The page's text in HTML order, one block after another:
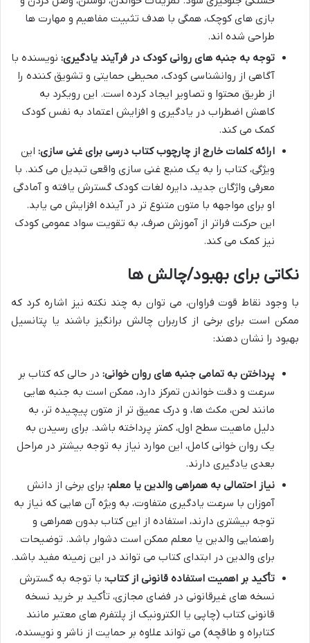
بازی های کوچک، همگی با هدف تثبیت مفاهیم و مهارت ها
طراحی شده اند.
توجه به جنبه های روانی کودک در فرآیند یادگیری: نویسنده با
آگاهی از روانشناسی کودک، محیطی حمایتی و تشویق کننده را
از طریق محتوا و تصاویر ایجاد کرده است. این رویکرد به
کاهش اضطراب در یادگیری و افزایش اعتماد به نفس کودک
کمک می کند.
ارائه کلمات خارج از چارچوب کتاب درسی برای غنی سازی: این
ویژگی، کتاب را به یک منبع غنی سازی واقعی تبدیل می کند. با
معرفی واژگان جدید، دایره لغات کودک گسترش یافته و آمادگی
او برای مواجهه با متون متنوع تر در آینده افزایش می یابد.
این حرکت فراتر از آموزش صرف، به تقویت سواد عمومی کودک
نیز کمک می کند.
نکاتی برای بهبود/چالش ها
با وجود نقاط قوت فراوان، می توان به چند نکته نیز اشاره کرد که
ممکن است برای برخی از کاربران چالش برانگیز باشند یا پتانسیل
بهبود را نشان دهند:
پرداختن به تمامی جنبه های روان خوانی: در حالی که کتاب بر
سرعت و دقت خواندن تمرکز دارد، ممکن است به جنبه هایی
مانند لحن، مکث ها، و درک عمیق تر از متون پیچیده تر، به
دلیل ماهیت سطح اول، کمتر پرداخته باشد. برای رسیدن به
یک روان خوانی کامل، این موارد نیاز به توجه بیشتر در مراحل
بعدی یادگیری دارند.
نیاز احتمالی به همراهی والدین یا معلم: برای برخی از دانش
آموزان با سرعت یادگیری متفاوت، به ویژه آن هایی که نیاز به
توجه بیشتری دارند، استفاده از این کتاب بدون همراهی و
راهنمایی والدین یا معلم ممکن است دشوار باشد. توضیحات
برای والدین در ابتدای کتاب می تواند در این زمینه مفید باشد.
تأکید بر اهمیت استفاده قانونی از کتاب: با توجه به گسترش
نسخه های غیرقانونی در فضای مجازی، تأکید بر خرید نسخه
قانونی کتاب (چاپی یا الکترونیک از پلتفرم های معتبر مانند
کتابراه و طاقچه) می تواند علاوه بر حمایت از ناشر و نویسنده،